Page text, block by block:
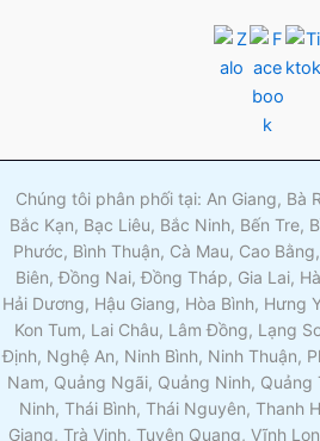
Chúng tôi phân phối tại: An Giang, Bà
Bắc Kạn, Bạc Liêu, Bắc Ninh, Bến Tre,
Phước, Bình Thuận, Cà Mau, Cao
Biên, Đồng Nai, Đồng Tháp, Gia Lai,
Hải Dương, Hậu Giang, Hòa Bình, Hưng
Kon Tum, Lai Châu, Lâm Đồng, Lạng
Định, Nghệ An, Ninh Bình, Ninh Thuận,
Nam, Quảng Ngãi, Quảng Ninh, Quảng
Ninh, Thái Bình, Thái Nguyên, Thanh
Giang, Trà Vinh, Tuyên Quang, Vĩnh